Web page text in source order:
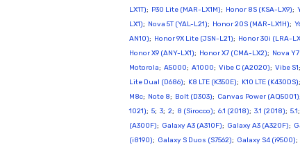
LX1T); P30 Lite (MAR-LX1M); Honor 8S (KSA-LX9);
LX1); Nova 5T (YAL-L21); Honor 20S (MAR-LX1H);
AN10); Honor 9X Lite (JSN-L21); Honor 30i (LRA-
Honor X9 (ANY-LX1); Honor X7 (CMA-LX2); Nova
Motorola; A5000; A1000; Vibe C (A2020); Vibe S1;
Lite Dual (D686); K8 LTE (K350E); K10 LTE (K430DS);
M8c; Note 8; Bolt (D303); Canvas Power (AQ5001);
1021); 5; 3; 2; 8 (Sirocco); 6.1 (2018); 3.1 (2018); 5.1;
(A300F); Galaxy A3 (A310F); Galaxy A3 (A320F);
(i8190); Galaxy S Duos (S7562); Galaxy S4 (i9500);